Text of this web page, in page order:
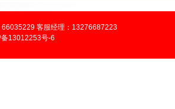
客服经理：13276687223
13012253号-6